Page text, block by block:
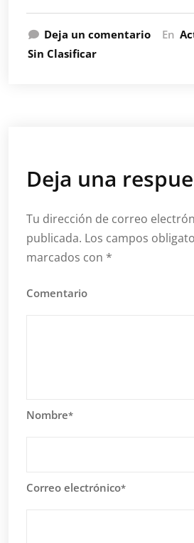
Deja un comentario En
Sin Clasificar
Deja una
Tu dirección de correo
publicada. Los campos
marcados con *
Comentario
Nombre*
Correo electrónico*